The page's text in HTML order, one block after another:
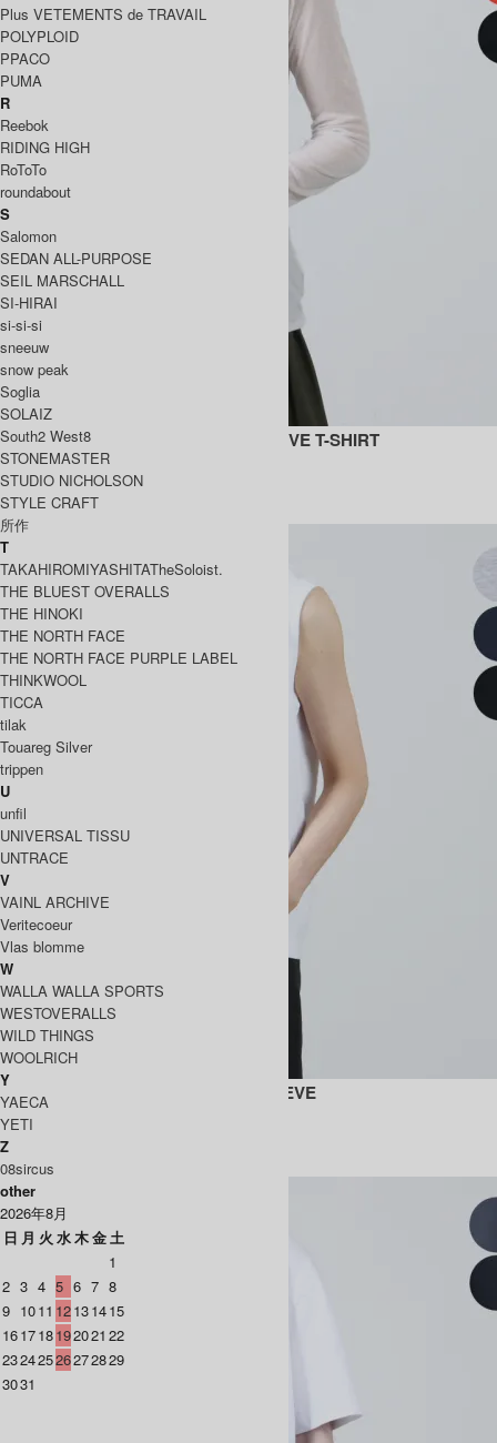
MELTY RIB HIGH NECK LONG SLEEVE T-SHIRT
11,000円(税込) 7,700円(税込)
BATONER
バトナー
ROYAL ORGANIC COTTON NO SLEEVE
11,000円(税込)
BATONER
バトナー
Plus VETEMENTS de TRAVAIL
POLYPLOID
PPACO
PUMA
R
Reebok
RIDING HIGH
RoToTo
roundabout
S
Salomon
SEDAN ALL-PURPOSE
SEIL MARSCHALL
SI-HIRAI
si-si-si
sneeuw
snow peak
Soglia
SOLAIZ
South2 West8
STONEMASTER
STUDIO NICHOLSON
STYLE CRAFT
所作
T
TAKAHIROMIYASHITATheSoloist.
THE BLUEST OVERALLS
THE HINOKI
THE NORTH FACE
THE NORTH FACE PURPLE LABEL
THINKWOOL
TICCA
tilak
Touareg Silver
trippen
U
unfil
UNIVERSAL TISSU
UNTRACE
V
VAINL ARCHIVE
Veritecoeur
Vlas blomme
W
WALLA WALLA SPORTS
WESTOVERALLS
WILD THINGS
WOOLRICH
Y
YAECA
YETI
Z
08sircus
other
2026年8月
日 月 火 水木金土
1
2 3 4 5 6 7 8
9 1011 12131415
161718192021 22
23242526272829
3031